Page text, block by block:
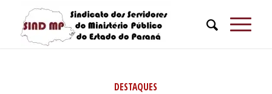
DESTAQUES